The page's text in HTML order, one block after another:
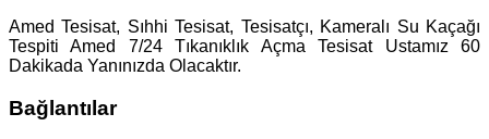
Amed Tesisat, Sıhhi Tesisat, Tesisatçı, Kameralı Su Kaçağı
Tespiti Amed 7/24 Tıkanıklık Açma Tesisat Ustamız 60
Dakikada Yanınızda Olacaktır.
Bağlantılar